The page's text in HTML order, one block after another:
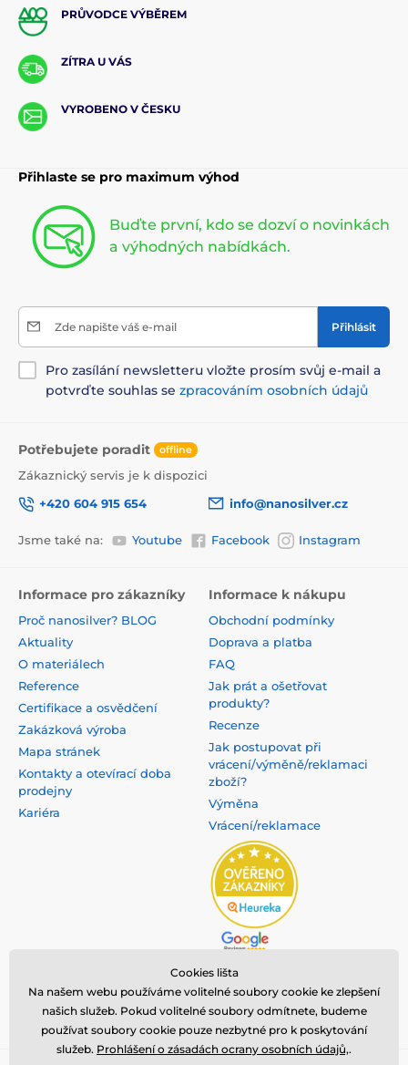
PRŮVODCE VÝBĚREM
ZÍTRA U VÁS
VYROBENO V ČESKU
Přihlaste se pro maximum výhod
Buďte první, kdo se dozví o novinkách
a výhodných nabídkách.
Zde napište váš e-mail Přihlásit
Pro zasílání newsletteru vložte prosím svůj e-mail a
potvrďte souhlas se zpracováním osobních údajů
Potřebujete poradit offline
Zákaznický servis je k dispozici
+420 604 915 654
info@nanosilver.cz
Jsme také na: Youtube Facebook Instagram
Informace pro zákazníky
Proč nanosilver? BLOG
Aktuality
O materiálech
Reference
Certifikace a osvědčení
Zakázková výroba
Mapa stránek
Kontakty a otevírací doba
prodejny
Kariéra
Informace k nákupu
Obchodní podmínky
Doprava a platba
FAQ
Jak prát a ošetřovat
produkty?
Recenze
Jak postupovat při
vrácení/výměně/reklamaci
zboží?
Výměna
Vrácení/reklamace
Cookies lišta
Na našem webu používáme volitelné soubory cookie ke zlepšení
našich služeb. Pokud volitelné soubory odmítnete, budeme
používat soubory cookie pouze nezbytné pro k poskytování
služeb. Prohlášení o zásadách ocrany osobních údajů,.